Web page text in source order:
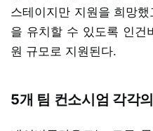
스테이지만 지원을 희망
을 유치할 수 있도록 인건
원 규모로 지원된다.
5개 팀 컨소시엄 각각